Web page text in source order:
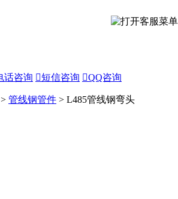
话咨询 短信咨询 QQ咨询
> 管线钢管件 > L485管线钢弯头